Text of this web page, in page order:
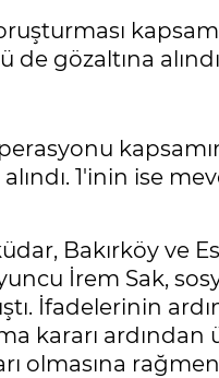
de gözaltına
1'inin ise
Bakırköy ve
İrem Sak,
İfadelerinin
kararı
olmasına